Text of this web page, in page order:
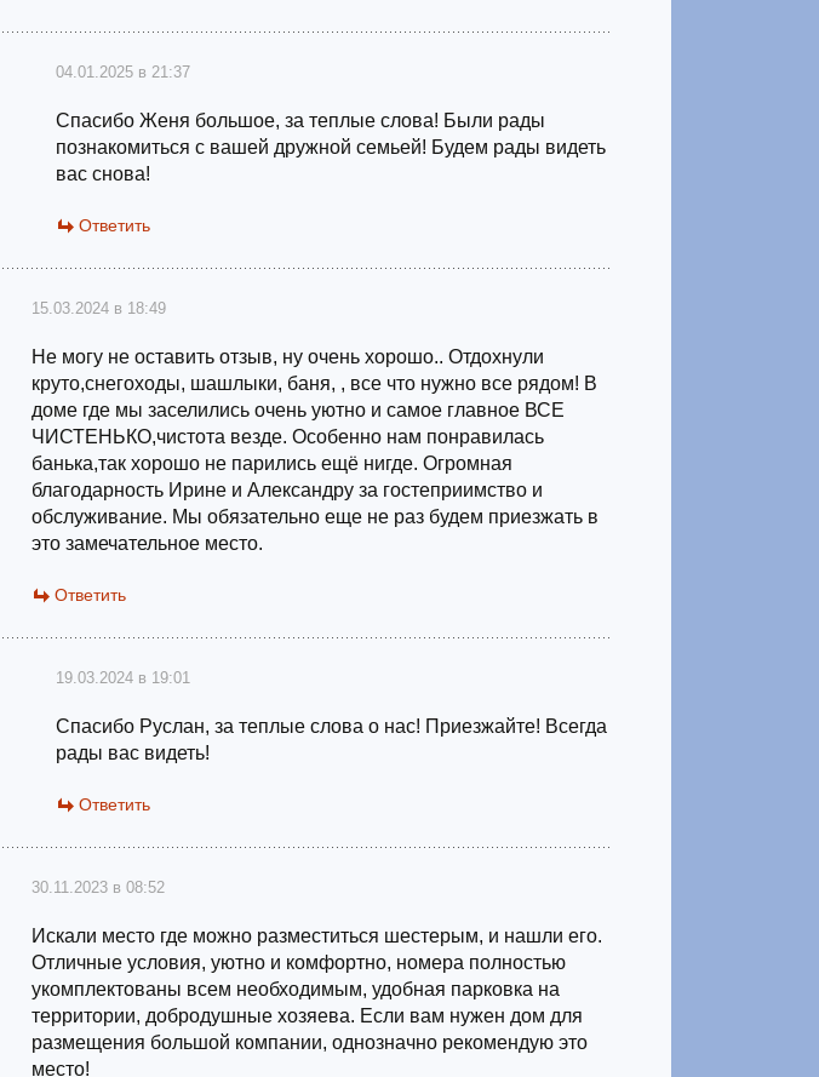
04.01.2025 в 21:37
Спасибо Женя большое, за теплые слова! Были рады
познакомиться с вашей дружной семьей! Будем рады видеть
вас снова!
Ответить
15.03.2024 в 18:49
Не могу не оставить отзыв, ну очень хорошо.. Отдохнули
круто,снегоходы, шашлыки, баня, , все что нужно все рядом! В
доме где мы заселились очень уютно и самое главное ВСЕ
ЧИСТЕНЬКО,чистота везде. Особенно нам понравилась
банька,так хорошо не парились ещё нигде. Огромная
благодарность Ирине и Александру за гостеприимство и
обслуживание. Мы обязательно еще не раз будем приезжать в
это замечательное место.
Ответить
19.03.2024 в 19:01
Спасибо Руслан, за теплые слова о нас! Приезжайте! Всегда
рады вас видеть!
Ответить
30.11.2023 в 08:52
Искали место где можно разместиться шестерым, и нашли его.
Отличные условия, уютно и комфортно, номера полностью
укомплектованы всем необходимым, удобная парковка на
территории, добродушные хозяева. Если вам нужен дом для
размещения большой компании, однозначно рекомендую это
место!